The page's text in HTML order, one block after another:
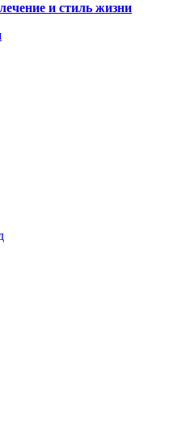
и стиль жизни